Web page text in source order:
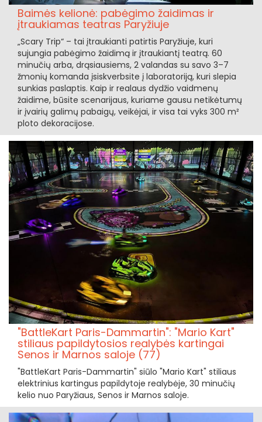
Baimės kelionė: pabėgimo žaidimas ir
įtraukiamas teatras Paryžiuje
„Scary Trip“ – tai įtraukianti patirtis Paryžiuje, kuri
sujungia pabėgimo žaidimą ir įtraukiantį teatrą. 60
minučių arba, drąsiausiems, 2 valandas su savo 3–7
žmonių komanda įsiskverbsite į laboratoriją, kuri slepia
sunkias paslaptis. Kaip ir realaus dydžio vaidmenų
žaidime, būsite scenarijaus, kuriame gausu netikėtumų
ir įvairių galimų pabaigų, veikėjai, ir visa tai vyks 300 m²
ploto dekoracijose.
"BattleKart Paris-Dammartin": "Mario Kart"
stiliaus papildytosios realybės kartingai
Senos ir Marnos saloje (77)
"BattleKart Paris-Dammartin" siūlo "Mario Kart" stiliaus
elektrinius kartingus papildytoje realybėje, 30 minučių
kelio nuo Paryžiaus, Senos ir Marnos saloje.